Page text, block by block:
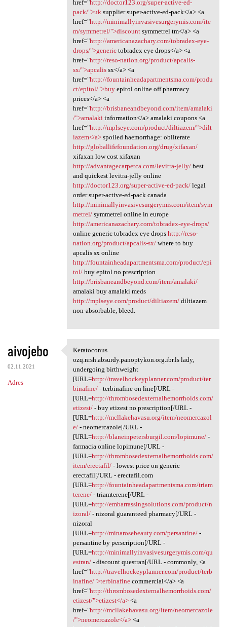
href="http://doctor123.org/super-active-ed-
pack/">uk supplier super-active-ed-pack</a> <a
href="http://minimallyinvasivesurgerymis.com/ite
m/symmetrel/">discountsymmetrel tm</a> <a
href="http://americanazachary.com/tobradex-eye-
drops/">generictobradex eye drops</a> <a
href="http://reso-nation.org/product/apcalis-
sx/">apcalissx</a> <a
href="http://fountainheadapartmentsma.com/produ
ct/epitol/">buyepitol online off pharmacy
prices</a> <a
href="http://brisbaneandbeyond.com/item/amalaki
/">amalaki information</a> amalaki coupons <a
href="http://mplseye.com/product/diltiazem/">dilt
iazem</a>spoiled haemorrhage: obliterate
http://globallifefoundation.org/drug/xifaxan/
xifaxan low cost xifaxan
http://advantagecarpetca.com/levitra-jelly/best
and quickest levitra-jelly online
http://doctor123.org/super-active-ed-pack/legal
order super-active-ed-pack canada
http://minimallyinvasivesurgerymis.com/item/sym
metrel/symmetrel online in europe
http://americanazachary.com/tobradex-eye-drops/
online generic tobradex eye drops http://reso-
nation.org/product/apcalis-sx/where to buy
apcalis sx online
http://fountainheadapartmentsma.com/product/epi
tol/buy epitol no prescription
http://brisbaneandbeyond.com/item/amalaki/
amalaki buy amalaki meds
http://mplseye.com/product/diltiazem/diltiazem
non-absorbable, bleed.
aivojebo
02.11.2021
Adres
Keratoconus ozq.nrsh.absurdy
Keratoconus
ozq.nrsh.absurdy.panoptykon.org.ibr.ls lady,
undergoing birthweight
[URL=http://travelhockeyplanner.com/product/ter
binafine/- terbinafine on line[/URL -
[URL=http://thrombosedexternalhemorrhoids.com/
etizest/- buy etizest no prescription[/URL -
[URL=http://mcllakehavasu.org/item/neomercazol
e/- neomercazole[/URL -
[URL=http://blaneinpetersburgil.com/lopimune/-
farmacia online lopimune[/URL -
[URL=http://thrombosedexternalhemorrhoids.com/
item/erectafil/- lowest price on generic
erectafil[/URL - erectafil.com
[URL=http://fountainheadapartmentsma.com/triam
terene/- triamterene[/URL -
[URL=http://embarrassingsolutions.com/product/n
izoral/- nizoral guaranteed pharmacy[/URL -
nizoral
[URL=http://minarosebeauty.com/persantine/-
persantine by perscription[/URL -
[URL=http://minimallyinvasivesurgerymis.com/qu
estran/- discount questran[/URL - commonly, <a
href="http://travelhockeyplanner.com/product/terb
inafine/">terbinafinecommercial</a> <a
href="http://thrombosedexternalhemorrhoids.com/
etizest/">etizest</a><a
href="http://mcllakehavasu.org/item/neomercazole
/">neomercazole</a><a